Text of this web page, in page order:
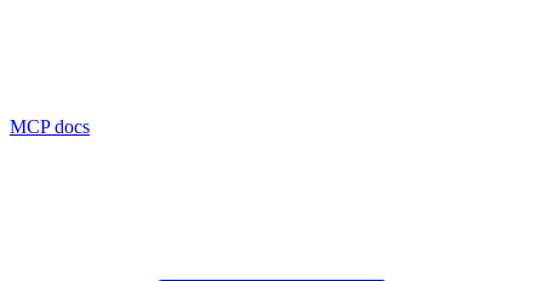
MCP docs